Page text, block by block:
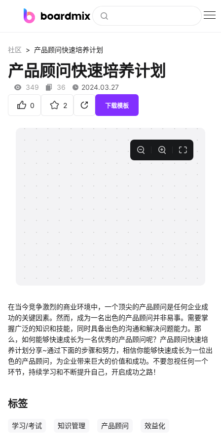
社区资源
下载
私有化部署
支持
帮助中心
知识分享社区
社区 > 产品顾问快速培养计划
产品顾问快速培养计划
349 36 2024.03.27
0 2 下载模板
在当今竞争激烈的商业环境中，一个顶尖的产品顾问是任何企业成
功的关键因素。然而，成为一名出色的产品顾问并非易事。需要掌
握广泛的知识和技能，同时具备出色的沟通和解决问题能力。那
么，如何能够快速成长为一名优秀的产品顾问呢？产品顾问快速培
养计划分享~通过下面的步骤和努力，相信你能够快速成长为一位出
色的产品顾问，为企业带来巨大的价值和成功。不要忽视任何一个
环节，持续学习和不断提升自己，开启成功之路！
标签
学习/考试 知识管理 产品顾问 效益化